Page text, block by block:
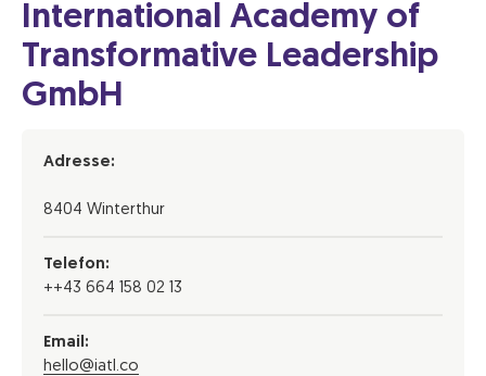
International Academy of
Transformative Leadership
GmbH
Adresse:
8404 Winterthur
Telefon:
++43 664 158 02 13
Email:
hello@iatl.co